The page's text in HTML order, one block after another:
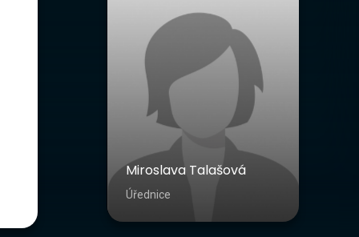
Miroslava Talašová
Úřednice